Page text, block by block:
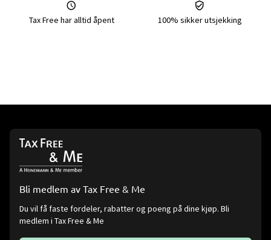
Tax Free har alltid åpent 100% sikker utsjekking
Bli medlem av Tax Free & Me
Du vil få faste fordeler, rabatter og poeng på dine kjøp. Bli
medlem i Tax Free & Me